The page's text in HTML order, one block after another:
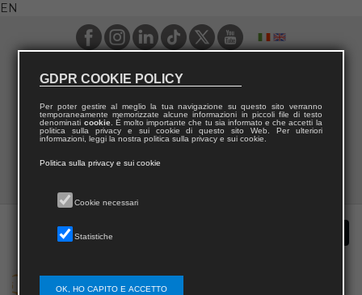
EN
GDPR COOKIE POLICY
Per poter gestire al meglio la tua navigazione su questo sito verranno
temporaneamente memorizzate alcune informazioni in piccoli file di testo
denominati cookie. È molto importante che tu sia informato e che accetti la
politica sulla privacy e sui cookie di questo sito Web. Per ulteriori
informazioni, leggi la nostra politica sulla privacy e sui cookie.
Politica sulla privacy e sui cookie
Cookie necessari
Statistiche
OK, HO CAPITO E ACCETTO